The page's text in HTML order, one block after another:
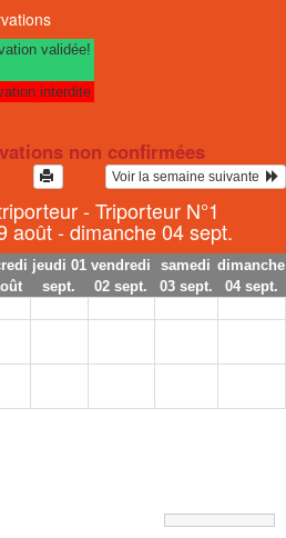
validée!
interdite
non confirmées
Voir la semaine suivante
- Triporteur N°1
août - dimanche 04 sept.
jeudi 01
sept.
vendredi
02 sept.
samedi
03 sept.
dimanche
04 sept.